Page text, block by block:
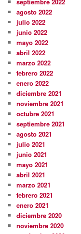
septiembre 2022
agosto 2022
julio 2022
junio 2022
mayo 2022
abril 2022
marzo 2022
febrero 2022
enero 2022
diciembre 2021
noviembre 2021
octubre 2021
septiembre 2021
agosto 2021
julio 2021
junio 2021
mayo 2021
abril 2021
marzo 2021
febrero 2021
enero 2021
diciembre 2020
noviembre 2020